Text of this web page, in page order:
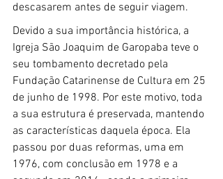
descasarem antes de seguir viagem.
Devido a sua importância histórica, a
Igreja São Joaquim de Garopaba teve o
seu tombamento decretado pela
Fundação Catarinense de Cultura em 25
de junho de 1998. Por este motivo, toda
a sua estrutura é preservada, mantendo
as características daquela época. Ela
passou por duas reformas, uma em
1976, com conclusão em 1978 e a